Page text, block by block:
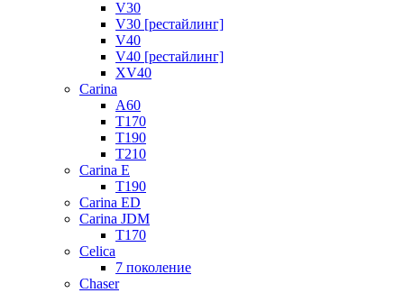
V30
V30 [рестайлинг]
V40
V40 [рестайлинг]
XV40
Carina
A60
T170
T190
T210
Carina E
T190
Carina ED
Carina JDM
T170
Celica
7 поколение
Chaser